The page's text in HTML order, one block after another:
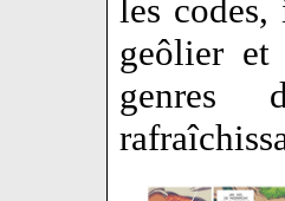
les
geôlier et
genres